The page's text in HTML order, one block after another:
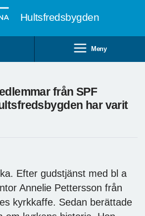
Hultsfredsbygden
Meny
från SPF
har varit
Efter gudstjänst med bl a
Annelie Pettersson från
kyrkkaffe. Sedan berättade